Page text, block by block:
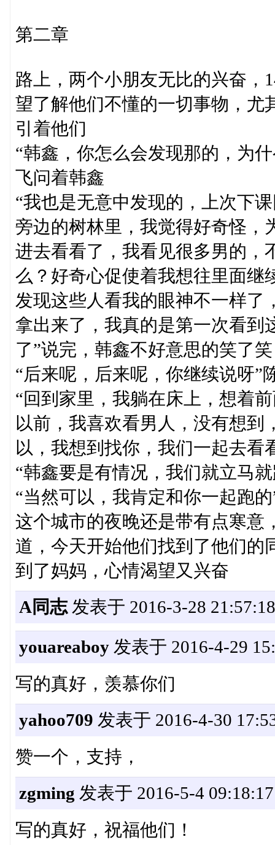
第二章
路上，两个小朋友无比的兴奋，
望了解他们不懂的一切事物，尤
引着他们
“韩鑫，你怎么会发现那的，为
飞问着韩鑫
“我也是无意中发现的，上次下
旁边的树林里，我觉得好奇怪，
进去看看了，我看见很多男的，
么？好奇心促使着我想往里面继
发现这些人看我的眼神不一样了
拿出来了，我真的是第一次看到
了”说完，韩鑫不好意思的笑了笑
“后来呢，后来呢，你继续说呀”
“回到家里，我躺在床上，想着
以前，我喜欢看男人，没有想
以，我想到找你，我们一起去看
“韩鑫要是有情况，我们就立马
“当然可以，我肯定和你一起跑的
这个城市的夜晚还是带有点寒意
道，今天开始他们找到了他们的
到了妈妈，心情渴望又兴奋
A同志发表于 2016-3-28 21:57:18
youareaboy发表于 2016-4-29
写的真好，羡慕你们
yahoo709 发表于 2016-4-30
赞一个，支持，
zgming 发表于 2016-5-4 09:18:17
写的真好，祝福他们！